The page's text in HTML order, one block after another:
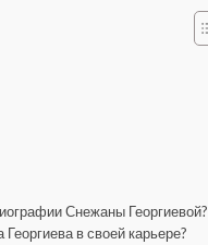
Снежаны Георгиевой?
в своей карьере?